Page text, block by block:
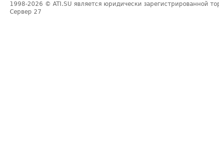
1998-2026 © ATI.SU является юридически зарегистрированной
Сервер 27